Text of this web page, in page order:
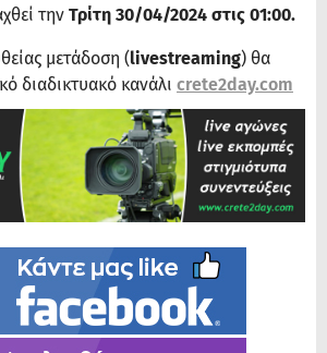
την Τρίτη 30/04/2024 στις 01:00.
μετάδοση (livestreaming) θα
διαδικτυακό κανάλι crete2day.com